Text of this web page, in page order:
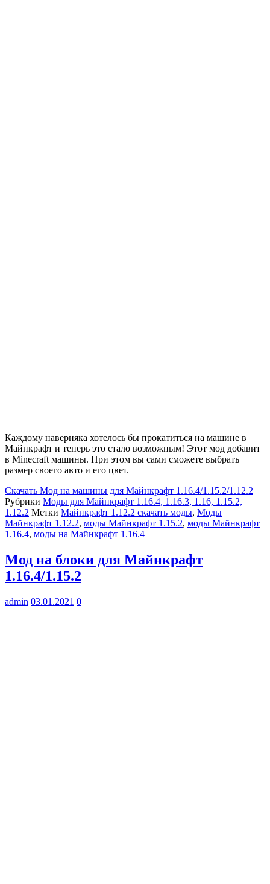
Каждому наверняка хотелось бы прокатиться на машине в
Майнкрафт и теперь это стало возможным! Этот мод добавит
в Minecraft машины. При этом вы сами сможете выбрать
размер своего авто и его цвет.
Скачать Мод на машины для Майнкрафт 1.16.4/1.15.2/1.12.2
Рубрики Моды для Майнкрафт 1.16.4, 1.16.3, 1.16, 1.15.2,
1.12.2 Метки Майнкрафт 1.12.2 скачать моды, Моды
Майнкрафт 1.12.2, моды Майнкрафт 1.15.2, моды Майнкрафт
1.16.4, моды на Майнкрафт 1.16.4
Мод на блоки для Майнкрафт
1.16.4/1.15.2
admin 03.01.2021 0